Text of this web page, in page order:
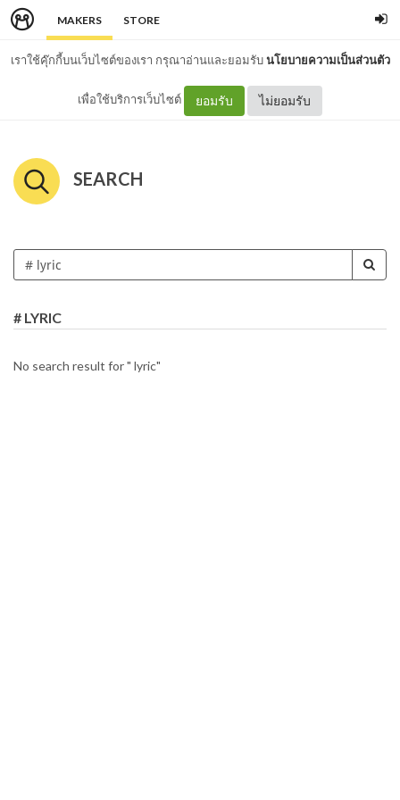
MAKERS STORE
เราใช้คุ๊กกี้บนเว็บไซต์ของเรา กรุณาอ่านและยอมรับนโยบายความเป็นส่วนตัว
เพื่อใช้บริการเว็บไซต์ ยอมรับ ไม่ยอมรับ
SEARCH
# LYRIC
No search result for " lyric"